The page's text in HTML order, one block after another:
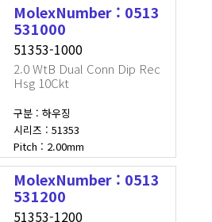
MolexNumber : 0513
531000
51353-1000
2.0 WtB Dual Conn Dip Rec
Hsg 10Ckt
구분 : 하우징
시리즈 : 51353
Pitch : 2.00mm
MolexNumber : 0513
531200
51353-1200